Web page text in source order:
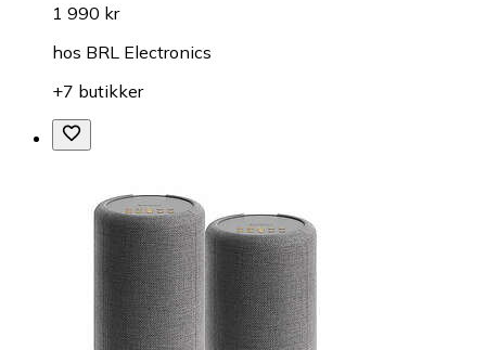
1 990 kr
hos BRL Electronics
+7 butikker